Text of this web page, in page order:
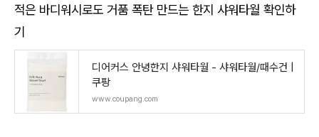
적은 바디워시로도 거품 폭탄 만드는 한지 샤워타월 확인하
기
디어커스 안녕한지 샤워타월 - 샤워타월/때수건 |
쿠팡
www.coupang.com